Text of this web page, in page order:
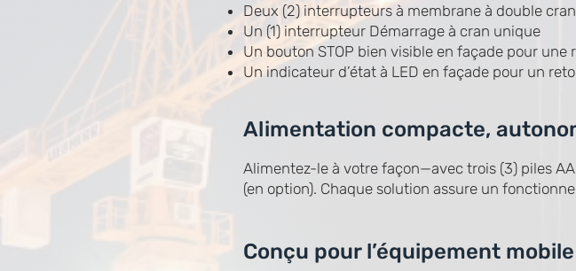
Deux (2) interrupteurs à membrane à double cran
Un (1) interrupteur Démarrage à cran unique
Un bouton STOP bien visible en façade pour une
Un indicateur d’état à LED en façade pour un
Alimentation compacte,
Alimentez-le à votre façon—avec trois (3) piles
(en option). Chaque solution assure un
Conçu pour l’équipement